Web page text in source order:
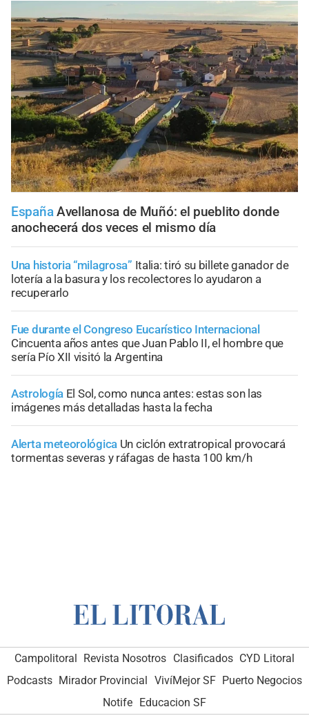
España Avellanosa de Muñó: el pueblito donde
anochecerá dos veces el mismo día
Una historia “milagrosa” Italia: tiró su billete ganador de
lotería a la basura y los recolectores lo ayudaron a
recuperarlo
Fue durante el Congreso Eucarístico Internacional
Cincuenta años antes que Juan Pablo II, el hombre que
sería Pío XII visitó la Argentina
Astrología El Sol, como nunca antes: estas son las
imágenes más detalladas hasta la fecha
Alerta meteorológica Un ciclón extratropical provocará
tormentas severas y ráfagas de hasta 100 km/h
Campolitoral Revista Nosotros Clasificados CYD Litoral
Podcasts Mirador Provincial VivíMejor SF Puerto Negocios
Notife Educacion SF